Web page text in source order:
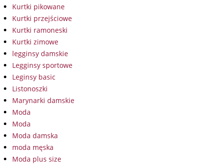
Kurtki pikowane
Kurtki przejściowe
Kurtki ramoneski
Kurtki zimowe
legginsy damskie
Legginsy sportowe
Leginsy basic
Listonoszki
Marynarki damskie
Moda
Moda
Moda damska
moda męska
Moda plus size